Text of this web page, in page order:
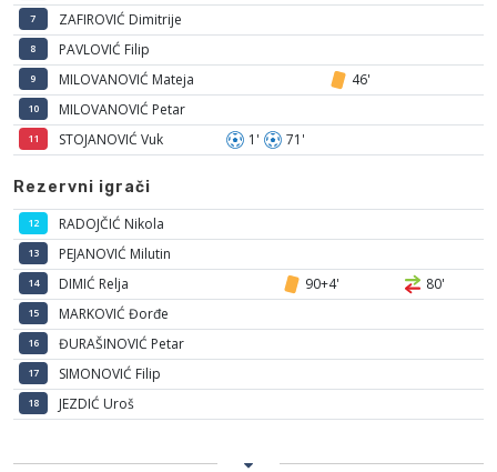
7 ZAFIROVIĆ Dimitrije
8 PAVLOVIĆ Filip
9 MILOVANOVIĆ Mateja 46'
10 MILOVANOVIĆ Petar
11 STOJANOVIĆ Vuk 1' 71'
Rezervni igrači
12 RADOJČIĆ Nikola
13 PEJANOVIĆ Milutin
14 DIMIĆ Relja 90+4' 80'
15 MARKOVIĆ Đorđe
16 ĐURAŠINOVIĆ Petar
17 SIMONOVIĆ Filip
18 JEZDIĆ Uroš